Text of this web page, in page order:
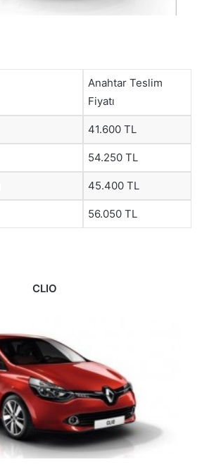
Anahtar Teslim
Fiyatı
41.600 TL
54.250 TL
45.400 TL
56.050 TL
CLIO